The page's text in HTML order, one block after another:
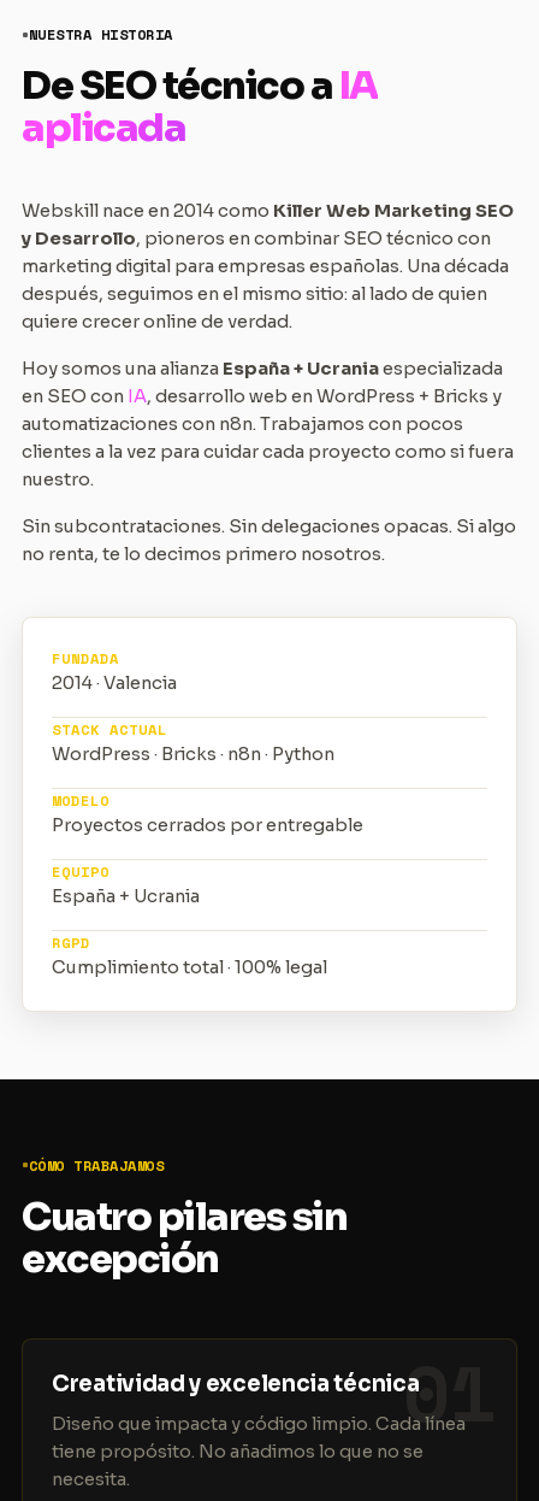
NUESTRA HISTORIA
De SEO técnico a IA
aplicada
Webskill nace en 2014 como Killer Web Marketing SEO
y Desarrollo, pioneros en combinar SEO técnico con
marketing digital para empresas españolas. Una década
después, seguimos en el mismo sitio: al lado de quien
quiere crecer online de verdad.
Hoy somos una alianza España + Ucraniaespecializada
en SEO con IA, desarrollo web en WordPress + Bricks y
automatizaciones con n8n. Trabajamos con pocos
clientes a la vez para cuidar cada proyecto como si fuera
nuestro.
Sin subcontrataciones. Sin delegaciones opacas. Si algo
no renta, te lo decimos primero nosotros.
FUNDADA
2014 · Valencia
STACK ACTUAL
WordPress · Bricks · n8n · Python
MODELO
Proyectos cerrados por entregable
EQUIPO
España + Ucrania
RGPD
Cumplimiento total · 100% legal
CÓMO TRABAJAMOS
Cuatro pilares sin
excepción
01
Creatividad y excelencia técnica
Diseño que impacta y código limpio. Cada línea
tiene propósito. No añadimos lo que no se
necesita.